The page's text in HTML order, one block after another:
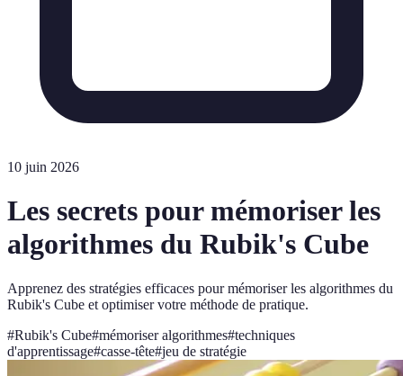
10 juin 2026
Les secrets pour mémoriser les
algorithmes du Rubik's Cube
Apprenez des stratégies efficaces pour mémoriser les algorithmes du
Rubik's Cube et optimiser votre méthode de pratique.
#Rubik's Cube#mémoriser algorithmes#techniques
d'apprentissage#casse-tête#jeu de stratégie